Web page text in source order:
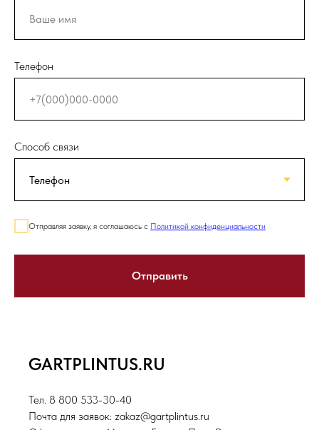
Телефон
Способ связи
Отправляя заявку, я соглашаюсь с Политикой конфиденциальности
Отправить
GARTPLINTUS.RU
Тел. 8 800 533-30-40
Почта для заявок: zakaz@gartplintus.ru